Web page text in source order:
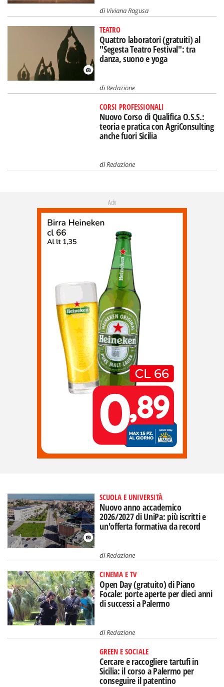
diViviana Ragusa
TEATRO
Quattro laboratori (gratuiti) al
"Segesta Teatro Festival": tra
danza, suono e yoga
diRedazione
CORSI PROFESSIONALI
Nuovo Corso di Qualifica O.S.S.:
teoria e pratica con AgriConsulting
anche fuori Sicilia
diRedazione
Adv
SCUOLA E UNIVERSITÀ
Nuovo anno accademico
2026/2027 di UniPa: più iscritti e
un'offerta formativa da record
diRedazione
CINEMA E TV
Open Day (gratuito) di Piano
Focale: porte aperte per dieci anni
di successi a Palermo
diRedazione
GREEN E SOCIALE
Cercare e raccogliere tartufi in
Sicilia: il corso a Palermo per
conseguire il patentino